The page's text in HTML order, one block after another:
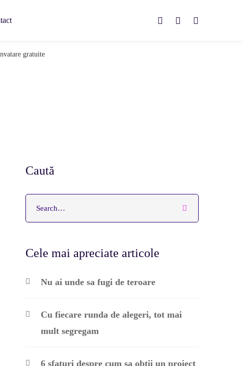
gratuite
Caută
Cele mai apreciate articole
Nu ai unde sa fugi de teroare
Cu fiecare runda de alegeri, tot mai
mult segregam
6 sfaturi despre cum sa obtii un proiect